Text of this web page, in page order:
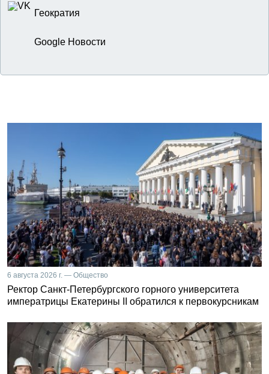
Геократия
Google Новости
6 августа 2026 г. — Общество
Ректор Санкт-Петербургского горного университета
императрицы Екатерины II обратился к первокурсникам